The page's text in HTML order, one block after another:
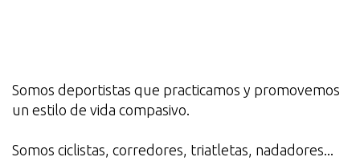
Somos deportistas que practicamos y promovemos
un estilo de vida compasivo.
Somos ciclistas, corredores, triatletas, nadadores...